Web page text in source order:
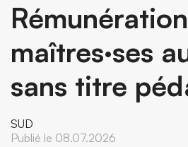
maîtres·ses
sans titre
SUD
Publié le 08.07.2026